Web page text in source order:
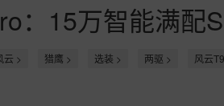
：15万智能满配
云 > 猎鹰 > 选装 > 两驱 > 风云